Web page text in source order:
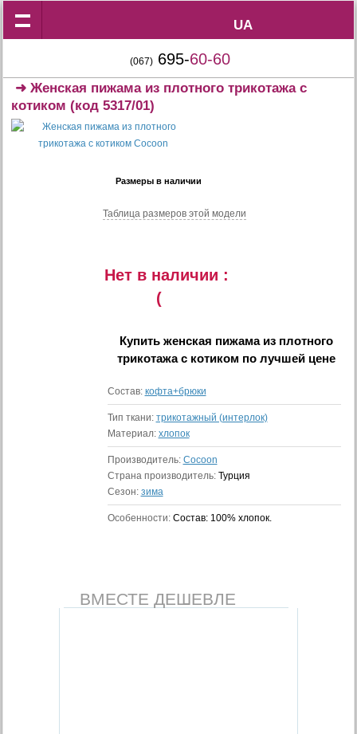
UA
UA
(067) 695-60-60
➜Женская пижама из плотного трикотажа с
котиком (код 5317/01)
Размеры в наличии
Таблица размеров этой модели
Нет в наличии :
(
Купить женская пижама из плотного
трикотажа с котиком по лучшей цене
Состав: кофта+брюки
Тип ткани: трикотажный (интерлок)
Материал: хлопок
Производитель: Cocoon
Страна производитель: Турция
Сезон: зима
Особенности: Состав: 100% хлопок.
ВМЕСТЕ ДЕШЕВЛЕ